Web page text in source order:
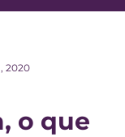
2020
o que